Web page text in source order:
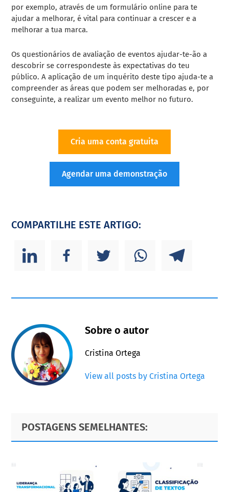
por exemplo, através de um formulário online para te
ajudar a melhorar, é vital para continuar a crescer e a
melhorar a tua marca.
Os questionários de avaliação de eventos ajudar-te-ão a
descobrir se correspondeste às expectativas do teu
público. A aplicação de um inquérito deste tipo ajuda-te a
compreender as áreas que podem ser melhoradas e, por
conseguinte, a realizar um evento melhor no futuro.
Cria uma conta gratuita
Agendar uma demonstração
COMPARTILHE ESTE ARTIGO:
Sobre o autor
Cristina Ortega
View all posts by Cristina Ortega
Primary
Sidebar
Footer
POSTAGENS SEMELHANTES: